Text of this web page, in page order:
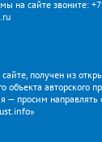
на сайте звоните:
получен из
объекта авторского
— просим